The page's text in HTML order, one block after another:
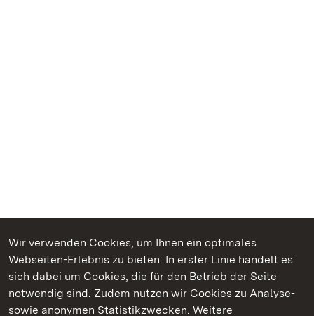
Wir verwenden Cookies, um Ihnen ein optimales
Webseiten-Erlebnis zu bieten. In erster Linie handelt es
sich dabei um Cookies, die für den Betrieb der Seite
notwendig sind. Zudem nutzen wir Cookies zu Analyse-
sowie anonymen Statistikzwecken. Weitere
Kommen. Staunen. Genießen.